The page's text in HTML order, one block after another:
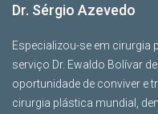
Dr. Sérgio Azevedo
Especializou-se em cirurgia
serviço Dr. Ewaldo Bolívar
oportunidade de conviver e
cirurgia plástica mundial,